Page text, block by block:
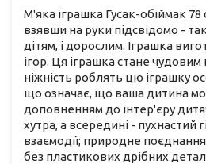
М'яка іграшка Гусак-обіймак
взявши на руки підсвідомо -
дітям, і дорослим. Іграшка
ігор. Ця іграшка стане
ніжність роблять цю іграшку
що означає, що ваша дитина
доповненням до інтер'єру
хутра, а всередині -
взаємодії; природне
без пластикових дрібних